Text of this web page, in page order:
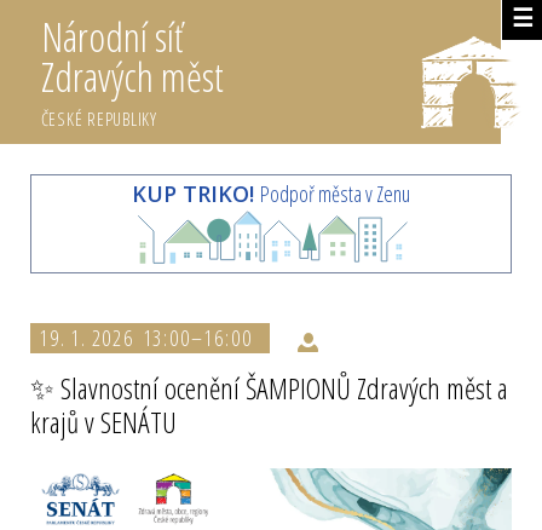
☰
Národní síť
Zdravých měst
ČESKÉ REPUBLIKY
KUP TRIKO! Podpoř města v Zenu
19. 1. 2026 13:00–16:00
✨ Slavnostní ocenění ŠAMPIONŮ Zdravých měst a
krajů v SENÁTU